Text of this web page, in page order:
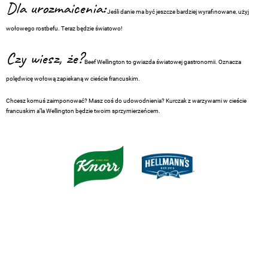
Dla urozmaicenia:Jeśli danie ma być jeszcze bardziej wyrafinowane, użyj
wołowego rostbefu. Teraz będzie światowo!
Czy wiesz, że? Beef Wellington to gwiazda światowej gastronomii. Oznacza
polędwicę wołową zapiekaną w cieście francuskim.
Chcesz komuś zaimponować? Masz coś do udowodnienia? Kurczak z warzywami w cieście
francuskim a’la Wellington będzie twoim sprzymierzeńcem.